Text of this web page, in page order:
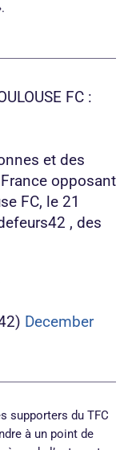
FC :
et des
opposant
FC, le 21
, des
December
supporters du TFC
à un point de